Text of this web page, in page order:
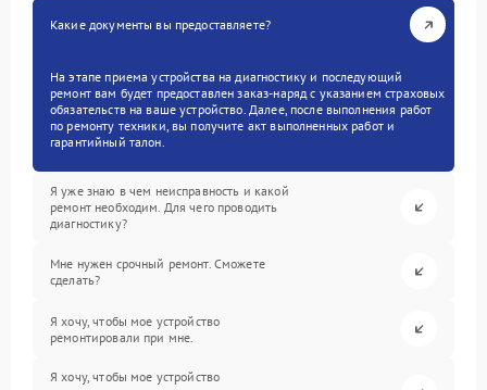
Какие документы вы предоставляете?
На этапе приема устройства на диагностику и последующий
ремонт вам будет предоставлен заказ-наряд с указанием страховых
обязательств на ваше устройство. Далее, после выполнения работ
по ремонту техники, вы получите акт выполненных работ и
гарантийный талон.
Я уже знаю в чем неисправность и какой
ремонт необходим. Для чего проводить
диагностику?
Мне нужен срочный ремонт. Сможете
сделать?
Я хочу, чтобы мое устройство
ремонтировали при мне.
Я хочу, чтобы мое устройство